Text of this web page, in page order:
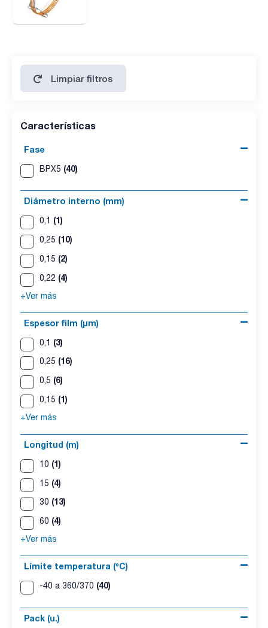
Limpiar filtros
Características
Fase
BPX5 (40)
Diámetro interno (mm)
0,1 (1)
0,25 (10)
0,15 (2)
0,22 (4)
+Ver más
Espesor film (µm)
0,1 (3)
0,25 (16)
0,5 (6)
0,15 (1)
+Ver más
Longitud (m)
10 (1)
15 (4)
30 (13)
60 (4)
+Ver más
Límite temperatura (ºC)
-40 a 360/370 (40)
Pack (u.)